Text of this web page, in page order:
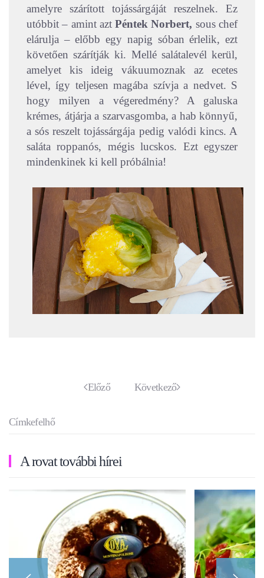
amelyre szárított tojássárgáját reszelnek. Ez
utóbbit – amint aztPéntek Norbert, sous chef
elárulja – előbb egy napig sóban érlelik, ezt
követően szárítják ki. Mellé salátalevél kerül,
amelyet kis ideig vákuumoznak az ecetes
lével, így teljesen magába szívja a nedvet. S
hogy milyen a végeredmény? A galuska
krémes, átjárja a szarvasgomba, a hab könnyű,
a sós reszelt tojássárgája pedig valódi kincs. A
saláta roppanós, mégis lucskos. Ezt egyszer
mindenkinek ki kell próbálnia!
Előző Következő
Címkefelhő
A rovat további hírei